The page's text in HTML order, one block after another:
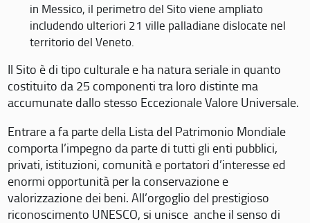
in Messico, il perimetro del Sito viene ampliato
includendo ulteriori 21 ville palladiane dislocate nel
territorio del Veneto.
Il Sito è di tipo culturale e ha natura seriale in quanto
costituito da 25 componenti tra loro distinte ma
accumunate dallo stesso Eccezionale Valore Universale.
Entrare a fa parte della Lista del Patrimonio Mondiale
comporta l’impegno da parte di tutti gli enti pubblici,
privati, istituzioni, comunità e portatori d’interesse ed
enormi opportunità per la conservazione e
valorizzazione dei beni. All’orgoglio del prestigioso
riconoscimento UNESCO, si unisce anche il senso di